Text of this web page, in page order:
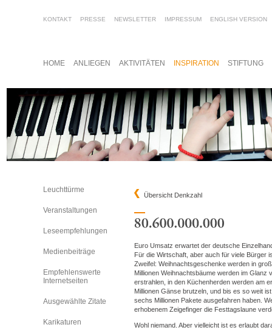
HOME ANLIEGEN AKTIVITÄTEN INSPIRATION STIFTUNG
Leuchttürme
Veranstaltungen
Leseempfehlungen
Medienbeiträge
Empfehlenswerte
Internetseiten
Ausgewählte Zitate
Karikaturen
Übersicht Denkzahl
Euro Umsatz erwartet der deutsche
Für die Wirtschaft, aber auch für viele Bürger
Zweifel: Weihnachtsgeschenke werden in
Millionen Weihnachtsbäume werden im Glanz
erstrahlen, in den Küchenherden werden am
Millionen Gänse brutzeln, und bis es so weit
sechs Millionen Pakete ausgefahren haben.
erhobenem Zeigefinger die Festtagslaune
Wohl niemand. Aber vielleicht ist es erlaubt
KONTAKT PRESSE NEWSLETTER IMPRESSUM ENGLISH VERSION